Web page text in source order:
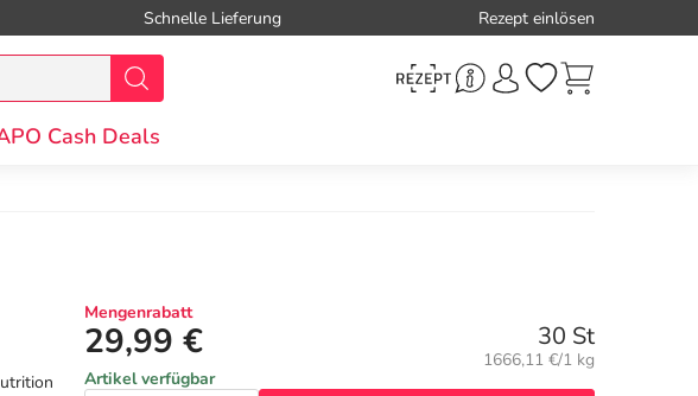
Schnelle Lieferung Rezept einlösen
Cash Deals
Mengenrabatt
29,99 € 30 St
Grundpreis:
1666,11 €/1 kg
Artikel verfügbar